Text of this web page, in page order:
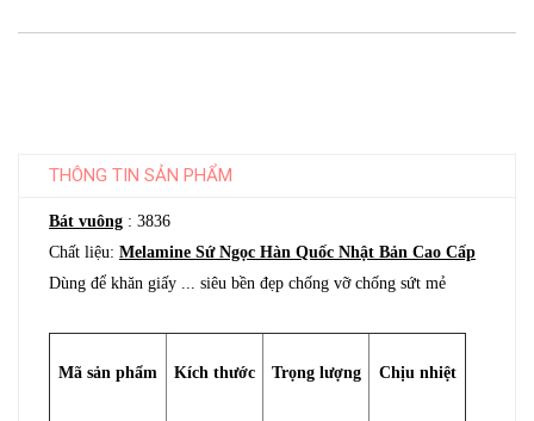
THÔNG TIN SẢN PHẨM
Bát vuông : 3836
Chất liệu: Melamine Sứ Ngọc Hàn Quốc Nhật Bản Cao Cấp
Dùng để khăn giấy ... siêu bền đẹp chống vỡ chống sứt mẻ
Mã sản phẩm Kích thước Trọng lượng Chịu nhiệt